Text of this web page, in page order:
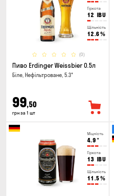
Гіркота
12 IBU
Щільність
12.6 %
(0)
Пиво Erdinger Weissbier 0.5л
Біле, Нефільтроване, 5.3°
99,50
грн за 1 шт
Міцність
4.9 °
Гіркота
13 IBU
Щільність
11.5 %